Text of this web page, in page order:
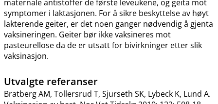
maternale antistoffer de første leveukene, og geita mot
symptomer i laktasjonen. For å sikre beskyttelse av høyt
lakterende geiter, er det noen ganger nødvendig å gjenta
vaksineringen. Geiter bør ikke vaksineres mot
pasteurellose da de er utsatt for bivirkninger etter slik
vaksinasjon.
Utvalgte referanser
Bratberg AM, Tollersrud T, Sjurseth SK, Lybeck K, Lund A.